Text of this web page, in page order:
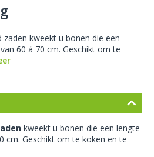
zaden kweekt u bonen die een
60 á 70 cm. Geschikt om te
kweekt u bonen die een lengte
cm. Geschikt om te koken en te